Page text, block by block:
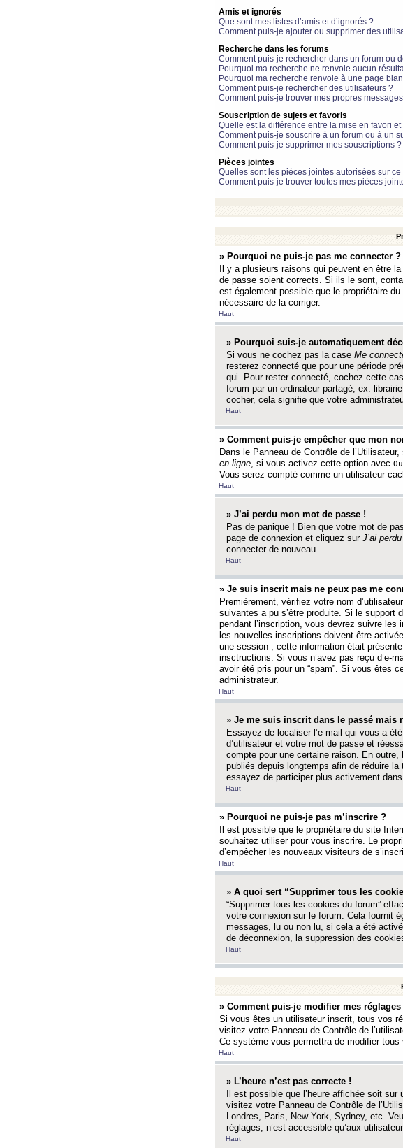
Amis et ignorés
Que sont mes listes d’amis et d’ignorés ?
Comment puis-je ajouter ou supprimer des
Recherche dans les forums
Comment puis-je rechercher dans un forum ou
Pourquoi ma recherche ne renvoie aucun
Pourquoi ma recherche renvoie à une page
Comment puis-je rechercher des utilisateurs ?
Comment puis-je trouver mes propres
Souscription de sujets et favoris
Quelle est la différence entre la mise en favori
Comment puis-je souscrire à un forum ou à un
Comment puis-je supprimer mes souscriptions ?
Pièces jointes
Quelles sont les pièces jointes autorisées sur ce
Comment puis-je trouver toutes mes pièces
» Pourquoi ne puis-je pas me connecter ?
Il y a plusieurs raisons qui peuvent en être
de passe soient corrects. Si ils le sont,
est également possible que le propriétaire
nécessaire de la corriger.
Haut
» Pourquoi suis-je automatiquement
Si vous ne cochez pas la case Me
resterez connecté que pour une période
qui. Pour rester connecté, cochez cette
forum par un ordinateur partagé, ex.
cocher, cela signifie que votre
Haut
» Comment puis-je empêcher que mon
Dans le Panneau de Contrôle de
en ligne, si vous activez cette option avec
Vous serez compté comme un utilisateur
Haut
» J’ai perdu mon mot de passe !
Pas de panique ! Bien que votre mot de
page de connexion et cliquez sur J’ai
connecter de nouveau.
Haut
» Je suis inscrit mais ne peux pas me
Premièrement, vérifiez votre nom
suivantes a pu s’être produite. Si le support
pendant l’inscription, vous devrez suivre
les nouvelles inscriptions doivent être
une session ; cette information était
insctructions. Si vous n’avez pas reçu d’e-
avoir été pris pour un “spam”. Si vous êtes
administrateur.
Haut
» Je me suis inscrit dans le passé mais
Essayez de localiser l’e-mail qui vous a
d’utilisateur et votre mot de passe et
compte pour une certaine raison. En
publiés depuis longtemps afin de réduire
essayez de participer plus activement
Haut
» Pourquoi ne puis-je pas m’inscrire ?
Il est possible que le propriétaire du site
souhaitez utiliser pour vous inscrire. Le
d’empêcher les nouveaux visiteurs de
Haut
» A quoi sert “Supprimer tous les
“Supprimer tous les cookies du forum”
votre connexion sur le forum. Cela fournit
messages, lu ou non lu, si cela a été
de déconnexion, la suppression des
Haut
» Comment puis-je modifier mes réglages
Si vous êtes un utilisateur inscrit, tous vos
visitez votre Panneau de Contrôle de
Ce système vous permettra de modifier
Haut
» L’heure n’est pas correcte !
Il est possible que l’heure affichée soit
visitez votre Panneau de Contrôle de
Londres, Paris, New York, Sydney, etc.
réglages, n’est accessible qu’aux
Haut